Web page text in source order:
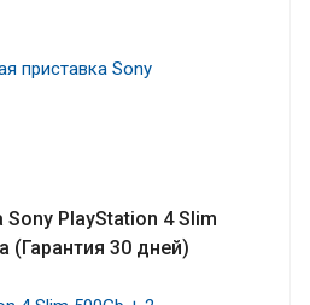
Sony PlayStation 4 Slim
(Гарантия 30 дней)